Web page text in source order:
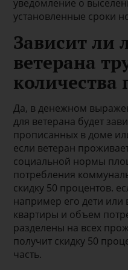
уведомление о
установленные сроки
Зависит ли
ветерана
Да, в денежном
для ветерана будет
прописанных в доме
если ветеран
социальной нормы
потребления
скидку 50 процентов.
например его дети или
квартиры и объем
разделены на всех
получит скидку 50
часть.